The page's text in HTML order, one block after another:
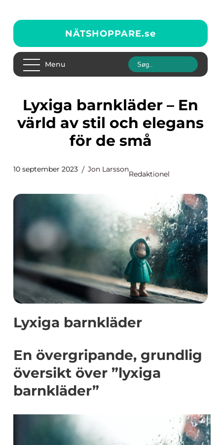
NÄTSHOPPARE.se
Menu
Lyxiga barnkläder – En
värld av stil och elegans
för de små
10 september 2023 Jon Larsson
Redaktionel
Lyxiga barnkläder
En övergripande, grundlig
översikt över ”lyxiga
barnkläder”